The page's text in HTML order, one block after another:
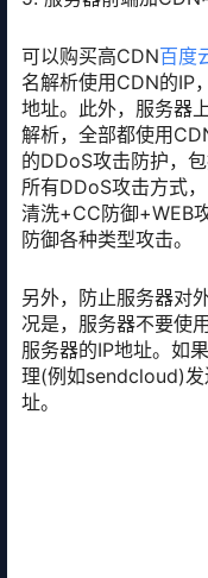
可以购买高CDN百度
名解析使用CDN的IP
地址。此外，服务器
解析，全部都使用
的DDoS攻击防护，
所有DDoS攻击方式
清洗+CC防御+WEB
防御各种类型攻击。
另外，防止服务器对
况是，服务器不要使
服务器的IP地址。如
理(例如sendcloud)发
址。